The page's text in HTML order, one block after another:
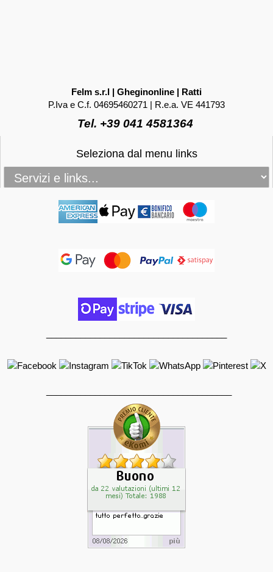
Felm s.r.l | Gheginonline | Ratti
P.Iva e C.f. 04695460271 | R.e.a. VE 441793
Tel. +39 041 4581364
Seleziona dal menu links